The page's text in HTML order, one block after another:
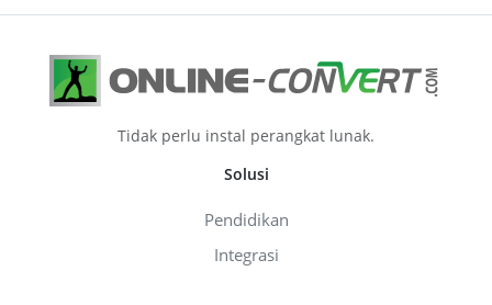
Tidak perlu instal perangkat lunak.
Solusi
Pendidikan
Integrasi